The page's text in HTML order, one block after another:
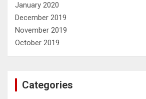
January 2020
December 2019
November 2019
October 2019
Categories